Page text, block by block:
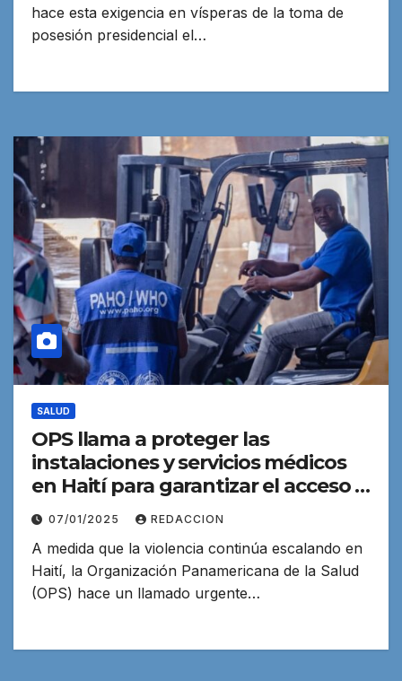
hace esta exigencia en vísperas de la toma de
posesión presidencial el…
SALUD
OPS llama a proteger las
instalaciones y servicios médicos
en Haití para garantizar el acceso a
la salud
07/01/2025 REDACCION
A medida que la violencia continúa escalando en
Haití, la Organización Panamericana de la Salud
(OPS) hace un llamado urgente…